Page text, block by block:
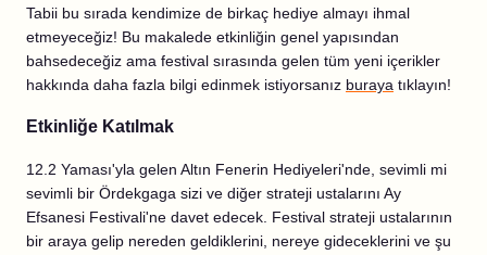
Tabii bu sırada kendimize de birkaç hediye almayı ihmal
etmeyeceğiz! Bu makalede etkinliğin genel yapısından
bahsedeceğiz ama festival sırasında gelen tüm yeni içerikler
hakkında daha fazla bilgi edinmek istiyorsanız buraya tıklayın!
Etkinliğe Katılmak
12.2 Yaması'yla gelen Altın Fenerin Hediyeleri'nde, sevimli mi
sevimli bir Ördekgaga sizi ve diğer strateji ustalarını Ay
Efsanesi Festivali'ne davet edecek. Festival strateji ustalarının
bir araya gelip nereden geldiklerini, nereye gideceklerini ve şu